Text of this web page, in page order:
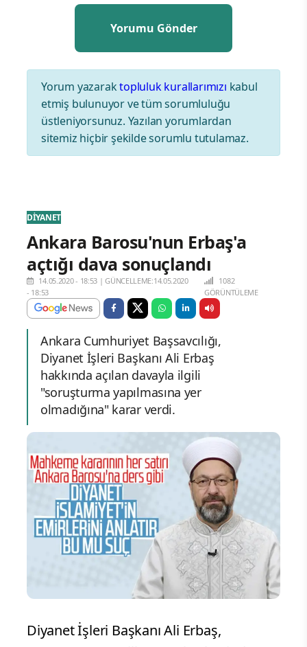
Yorum yazaraktopluluk kurallarımızı kabul
etmiş bulunuyor ve tüm sorumluluğu
üstleniyorsunuz. Yazılan yorumlardan
sitemiz hiçbir şekilde sorumlu tutulamaz.
DİYANET
Ankara Barosu'nun Erbaş'a
açtığı dava sonuçlandı
14.05.2020 - 18:53 |GÜNCELLEME:14.05.2020
- 18:53
1082
GÖRÜNTÜLEME
Ankara Cumhuriyet Başsavcılığı,
Diyanet İşleri Başkanı Ali Erbaş
hakkında açılan davayla ilgili
"soruşturma yapılmasına yer
olmadığına" karar verdi.
Diyanet İşleri Başkanı Ali Erbaş,